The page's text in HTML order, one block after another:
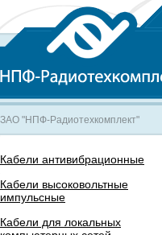
ЗАО "НПФ-Радиотехкомплект"
Кабели антивибрационные
Кабели высоковольтные
импульсные
Кабели для локальных